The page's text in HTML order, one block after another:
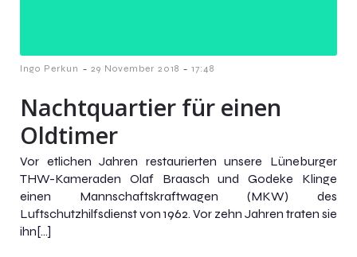
Ingo Perkun - 29 November 2018 - 17:48
Nachtquartier für einen
Oldtimer
Vor etlichen Jahren restaurierten unsere Lüneburger
THW-Kameraden Olaf Braasch und Godeke Klinge
einen Mannschaftskraftwagen (MKW) des
Luftschutzhilfsdienst von 1962. Vor zehn Jahren traten sie
ihn[…]